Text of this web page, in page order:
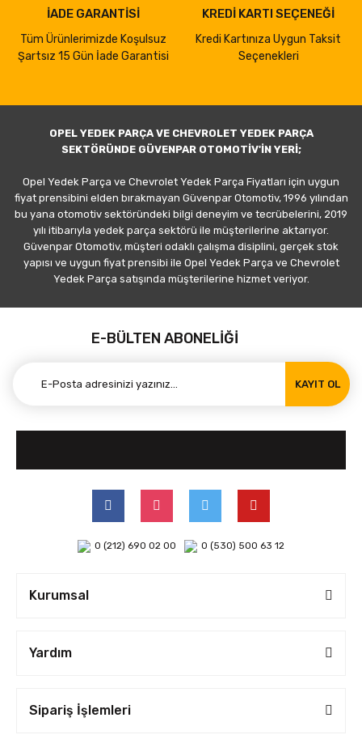
İADE GARANTİSİ
Tüm Ürünlerimizde Koşulsuz
Şartsız 15 Gün İade Garantisi
KREDİ KARTI SEÇENEĞİ
Kredi Kartınıza Uygun Taksit
Seçenekleri
OPEL YEDEK PARÇA VE CHEVROLET YEDEK PARÇA
SEKTÖRÜNDE GÜVENPAR OTOMOTİV'İN YERİ;
Opel Yedek Parça ve Chevrolet Yedek Parça Fiyatları için uygun
fiyat prensibini elden bırakmayan Güvenpar Otomotiv, 1996 yılından
bu yana otomotiv sektöründeki bilgi deneyim ve tecrübelerini, 2019
yılı itibarıyla yedek parça sektörü ile müşterilerine aktarıyor.
Güvenpar Otomotiv, müşteri odaklı çalışma disiplini, gerçek stok
yapısı ve uygun fiyat prensibi ile Opel Yedek Parça ve Chevrolet
Yedek Parça satışında müşterilerine hizmet veriyor.
E-BÜLTEN ABONELİĞİ
KAYIT OL
0 (212) 690 02 00 0 (530) 500 63 12
Kurumsal
Yardım
Sipariş İşlemleri